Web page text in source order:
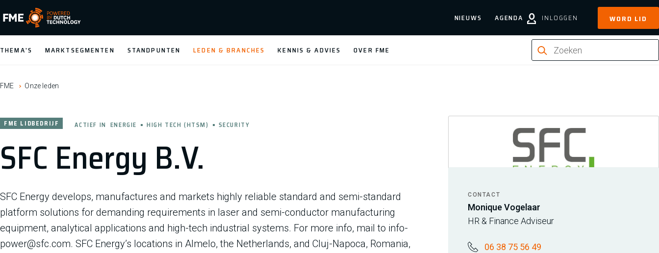
FME Logo, to the homepage
NIEUWS AGENDA INLOGGEN WORD LID
THEMA'S MARKTSEGMENTEN STANDPUNTEN LEDEN & BRANCHES KENNIS & ADVIES OVER FME
FME Onze leden
SFC Energy B.V.
FME LIDBEDRIJF ACTIEF IN ENERGIE HIGH TECH (HTSM) SECURITY
SFC Energy develops, manufactures and markets highly reliable standard and semi-standard
platform solutions for demanding requirements in laser and semi-conductor manufacturing
equipment, analytical applications and high-tech industrial systems. For more info, mail to info-
power@sfc.com. SFC Energy’s locations in Almelo, the Netherlands, and Cluj-Napoca, Romania,
CONTACT
Monique Vogelaar
HR & Finance Adviseur
06 38 75 56 49